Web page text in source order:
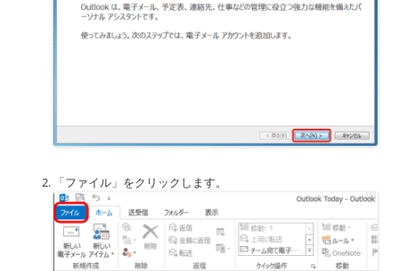
「ファイル」をクリックします。